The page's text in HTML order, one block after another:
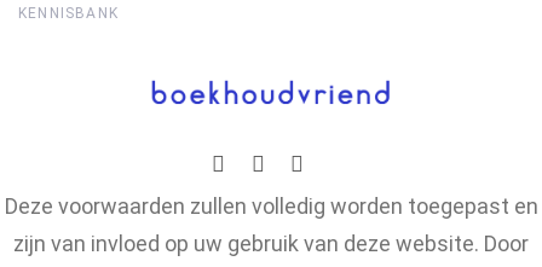
KENNISBANK
Deze voorwaarden zullen volledig worden toegepast en
zijn van invloed op uw gebruik van deze website. Door